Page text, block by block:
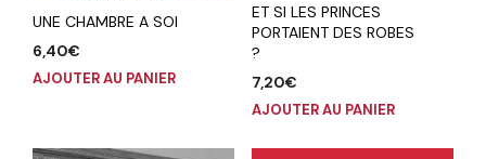
UNE CHAMBRE A SOI
6,40€
AJOUTER AU PANIER
ET SI LES PRINCES
PORTAIENT DES ROBES
?
7,20€
AJOUTER AU PANIER